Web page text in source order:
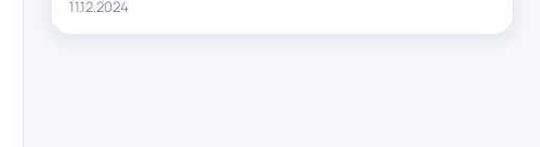
11.12.2024